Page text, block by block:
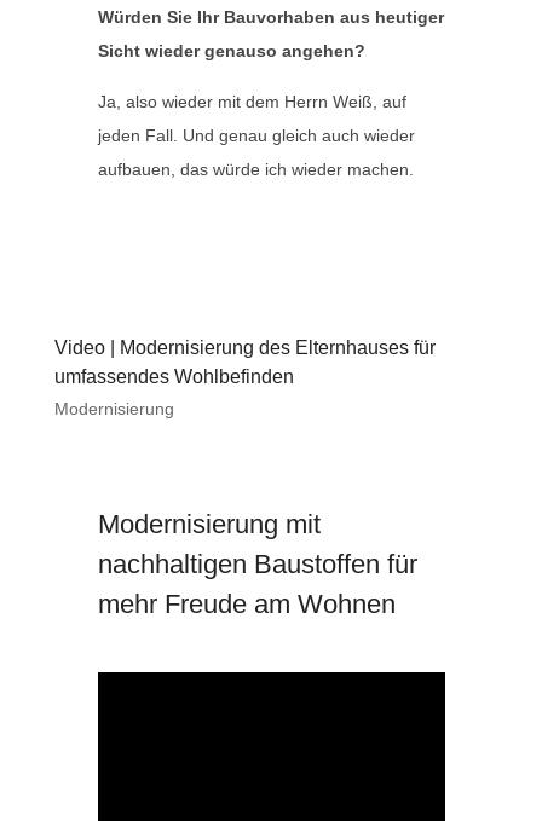
Würden Sie Ihr Bauvorhaben aus heutiger
Sicht wieder genauso angehen?
Ja, also wieder mit dem Herrn Weiß, auf
jeden Fall. Und genau gleich auch wieder
aufbauen, das würde ich wieder machen.
Video | Modernisierung des Elternhauses für
umfassendes Wohlbefinden
Modernisierung
Modernisierung mit
nachhaltigen Baustoffen für
mehr Freude am Wohnen